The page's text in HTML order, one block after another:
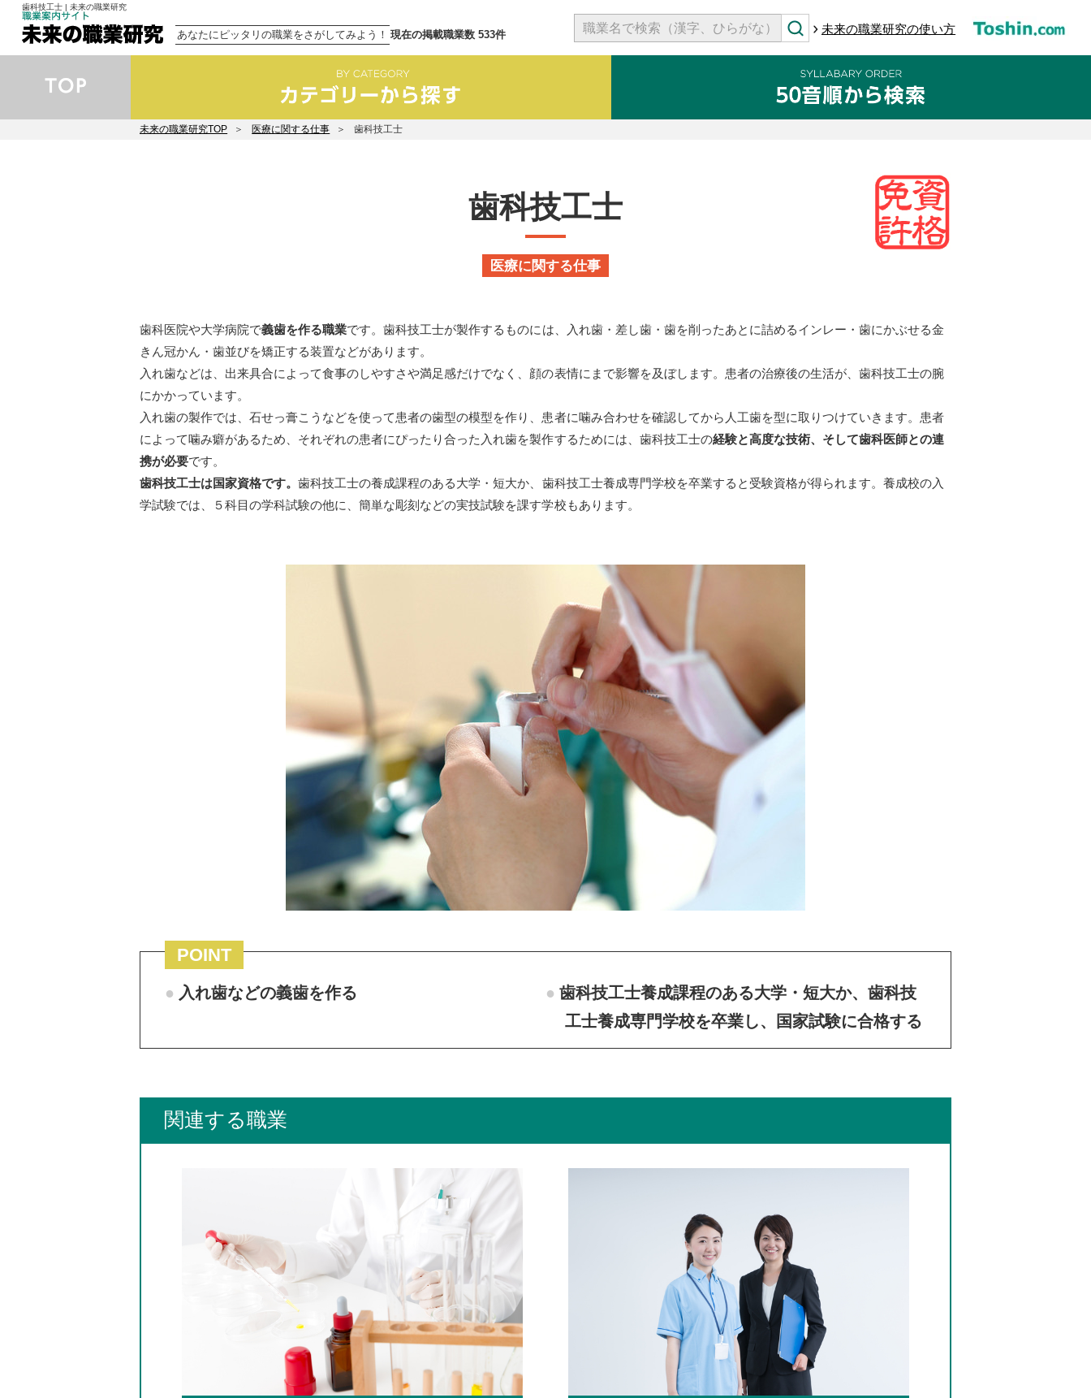
歯科技工士 | 未来の職業研究
現在の掲載職業数 533件
あなたにピッタリの職業をさがしてみよう！ 未来の職業研究の使い方
未来の職業研究TOP 医療に関する仕事 歯科技工士
歯科技工士
医療に関する仕事
歯科医院や大学病院で義歯を作る職業です。歯科技工士が製作するものには、入れ歯・差し歯・歯を削ったあとに詰めるインレー・歯にかぶせる金
きん冠かん・歯並びを矯正する装置などがあります。
入れ歯などは、出来具合によって食事のしやすさや満足感だけでなく、顔の表情にまで影響を及ぼします。患者の治療後の生活が、歯科技工士の腕
にかかっています。
入れ歯の製作では、石せっ膏こうなどを使って患者の歯型の模型を作り、患者に噛み合わせを確認してから人工歯を型に取りつけていきます。患者
によって噛み癖があるため、それぞれの患者にぴったり合った入れ歯を製作するためには、歯科技工士の経験と高度な技術、そして歯科医師との連
携が必要です。
歯科技工士は国家資格です。歯科技工士の養成課程のある大学・短大か、歯科技工士養成専門学校を卒業すると受験資格が得られます。養成校の入
学試験では、５科目の学科試験の他に、簡単な彫刻などの実技試験を課す学校もあります。
POINT
入れ歯などの義歯を作る
歯科技工士養成課程のある大学・短大か、歯科技
工士養成専門学校を卒業し、国家試験に合格する
関連する職業